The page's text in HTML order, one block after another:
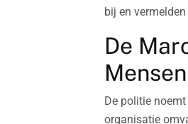
bij en
De
De politie
organisatie